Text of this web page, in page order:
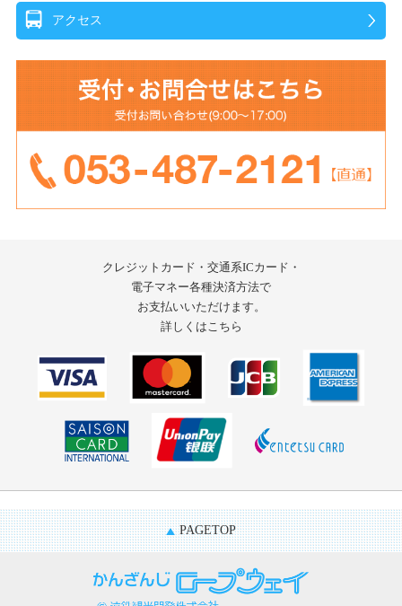
アクセス
クレジットカード・交通系ICカード・
電子マネー各種決済方法で
お支払いいただけます。
詳しくはこちら
PAGETOP